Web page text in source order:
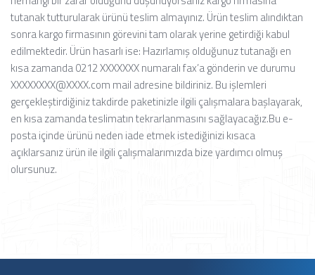
tutanak tutturularak ürünü teslim almayınız. Ürün teslim alındıktan
sonra kargo firmasının görevini tam olarak yerine getirdiği kabul
edilmektedir. Ürün hasarlı ise: Hazırlamış olduğunuz tutanağı en
kısa zamanda 0212 XXXXXXX numaralı fax’a gönderin ve durumu
XXXXXXXX@XXXX.com mail adresine bildiriniz. Bu işlemleri
gerçekleştirdiğiniz takdirde paketinizle ilgili çalışmalara başlayarak,
en kısa zamanda teslimatın tekrarlanmasını sağlayacağız.Bu e-
posta içinde ürünü neden iade etmek istediğinizi kısaca
açıklarsanız ürün ile ilgili çalışmalarımızda bize yardımcı olmuş
olursunuz.